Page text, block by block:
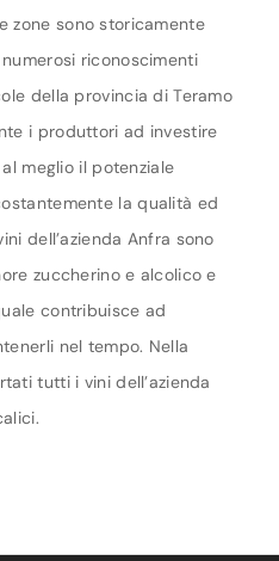
zone sono storicamente
riconoscimenti
della provincia di Teramo
i produttori ad investire
meglio il potenziale
la qualità ed
dell’azienda Anfra sono
zuccherino e alcolico e
contribuisce ad
nel tempo. Nella
tutti i vini dell’azienda